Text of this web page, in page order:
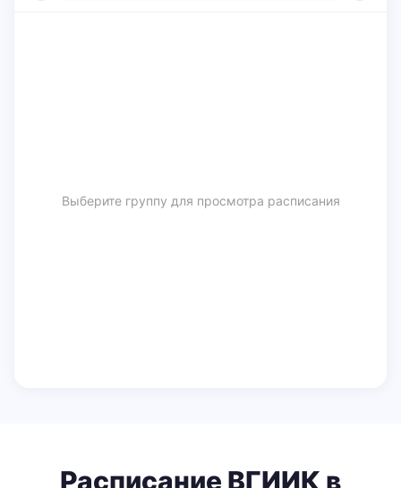
Выберите группу для просмотра расписания
Расписание ВГИИК в